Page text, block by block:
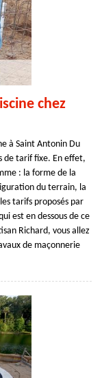
chez
à Saint Antonin Du
de tarif fixe. En effet,
: la forme de la
du terrain, la
tarifs proposés par
est en dessous de ce
Richard, vous allez
de maçonnerie